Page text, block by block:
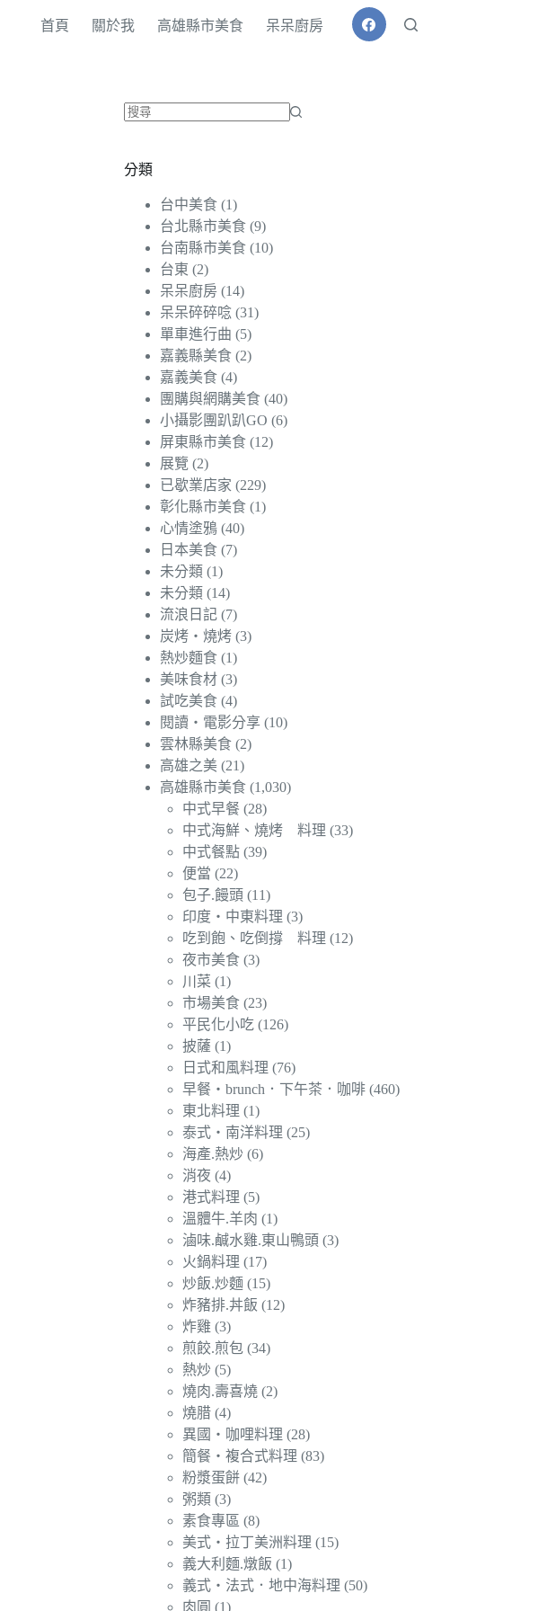
首頁 關於我 高雄縣市美食 呆呆廚房
到
分類
台中美食 (1)
台北縣市美食 (9)
台南縣市美食 (10)
台東 (2)
呆呆廚房 (14)
呆呆碎碎唸 (31)
單車進行曲 (5)
嘉義縣美食 (2)
嘉義美食 (4)
團購與網購美食 (40)
小攝影團趴趴GO (6)
屏東縣市美食 (12)
展覽 (2)
已歇業店家 (229)
彰化縣市美食 (1)
心情塗鴉 (40)
日本美食 (7)
未分類 (1)
未分類 (14)
流浪日記 (7)
炭烤‧燒烤 (3)
熱炒麵食 (1)
美味食材 (3)
試吃美食 (4)
閱讀‧電影分享 (10)
雲林縣美食 (2)
高雄之美 (21)
高雄縣市美食 (1,030)
中式早餐 (28)
中式海鮮、燒烤 料理 (33)
中式餐點 (39)
便當 (22)
包子.饅頭 (11)
印度‧中東料理 (3)
吃到飽、吃倒撐 料理 (12)
夜市美食 (3)
川菜 (1)
市場美食 (23)
平民化小吃 (126)
披薩 (1)
日式和風料理 (76)
早餐‧brunch．下午茶．咖啡 (460)
東北料理 (1)
泰式‧南洋料理 (25)
海產.熱炒 (6)
消夜 (4)
港式料理 (5)
溫體牛.羊肉 (1)
滷味.鹹水雞.東山鴨頭 (3)
火鍋料理 (17)
炒飯.炒麵 (15)
炸豬排.丼飯 (12)
炸雞 (3)
煎餃.煎包 (34)
熱炒 (5)
燒肉.壽喜燒 (2)
燒腊 (4)
異國‧咖哩料理 (28)
簡餐‧複合式料理 (83)
粉漿蛋餅 (42)
粥類 (3)
素食專區 (8)
美式‧拉丁美洲料理 (15)
義大利麵.燉飯 (1)
義式‧法式．地中海料理 (50)
肉圓 (1)